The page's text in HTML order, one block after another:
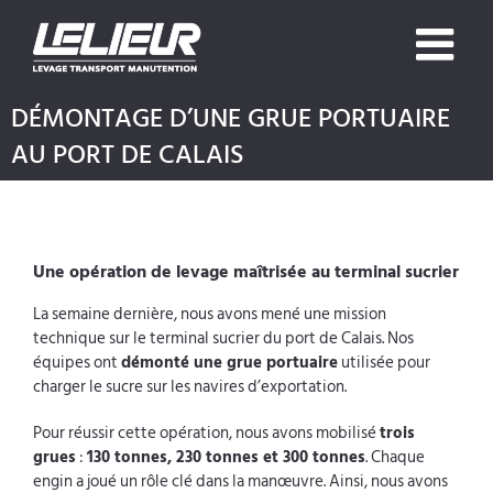
content
DÉMONTAGE D’UNE GRUE PORTUAIRE
AU PORT DE CALAIS
Une opération de levage maîtrisée au terminal sucrier
La semaine dernière, nous avons mené une mission
technique sur le terminal sucrier du port de Calais. Nos
équipes ontdémonté une grue portuaireutilisée pour
charger le sucre sur les navires d’exportation.
Pour réussir cette opération, nous avons mobilisétrois
grues :130 tonnes, 230 tonnes et 300 tonnes. Chaque
engin a joué un rôle clé dans la manœuvre. Ainsi, nous avons